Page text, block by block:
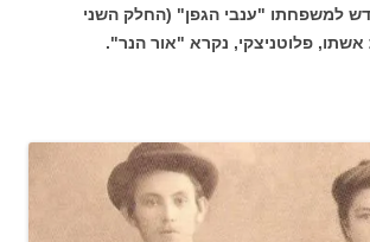
למשפחתו "ענבי הגפן" (החלק השני
פלוטניצקי, נקרא "אור הנר".